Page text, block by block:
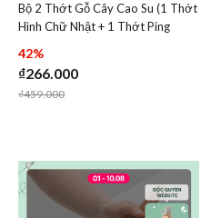
Add Bộ 2 Thớt Gỗ Cây
Add Bộ
Bộ 2 Thớt Gỗ Cây Cao Su (1 Thớt
Hình Chữ Nhật + 1 Thớt Ping
42%
₫266.000
Price reduced from
₫459.000to